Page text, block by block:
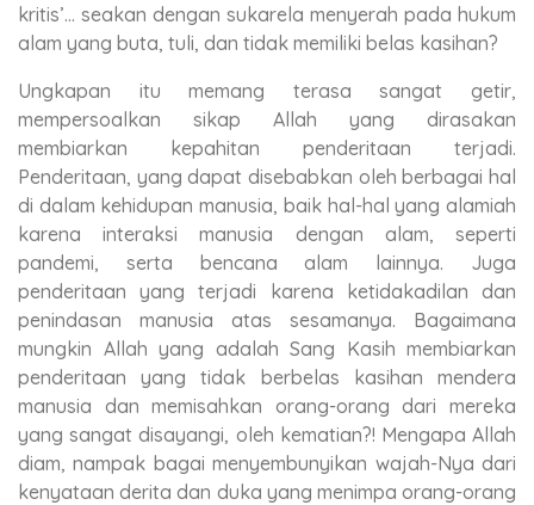
kritis’… seakan dengan sukarela menyerah pada hukum
alam yang buta, tuli, dan tidak memiliki belas kasihan?
Ungkapan itu memang terasa sangat getir,
mempersoalkan sikap Allah yang dirasakan
membiarkan kepahitan penderitaan terjadi.
Penderitaan, yang dapat disebabkan oleh berbagai hal
di dalam kehidupan manusia, baik hal-hal yang alamiah
karena interaksi manusia dengan alam, seperti
pandemi, serta bencana alam lainnya. Juga
penderitaan yang terjadi karena ketidakadilan dan
penindasan manusia atas sesamanya. Bagaimana
mungkin Allah yang adalah Sang Kasih membiarkan
penderitaan yang tidak berbelas kasihan mendera
manusia dan memisahkan orang-orang dari mereka
yang sangat disayangi, oleh kematian?! Mengapa Allah
diam, nampak bagai menyembunyikan wajah-Nya dari
kenyataan derita dan duka yang menimpa orang-orang